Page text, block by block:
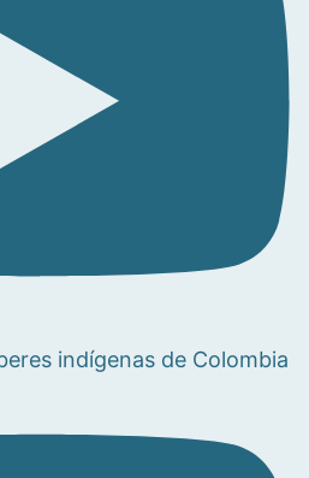
indígenas de Colombia